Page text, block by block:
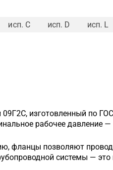
исп. C исп. D исп. L
09Г2С, изготовленный по
рабочее давление —
фланцы позволяют
системы —